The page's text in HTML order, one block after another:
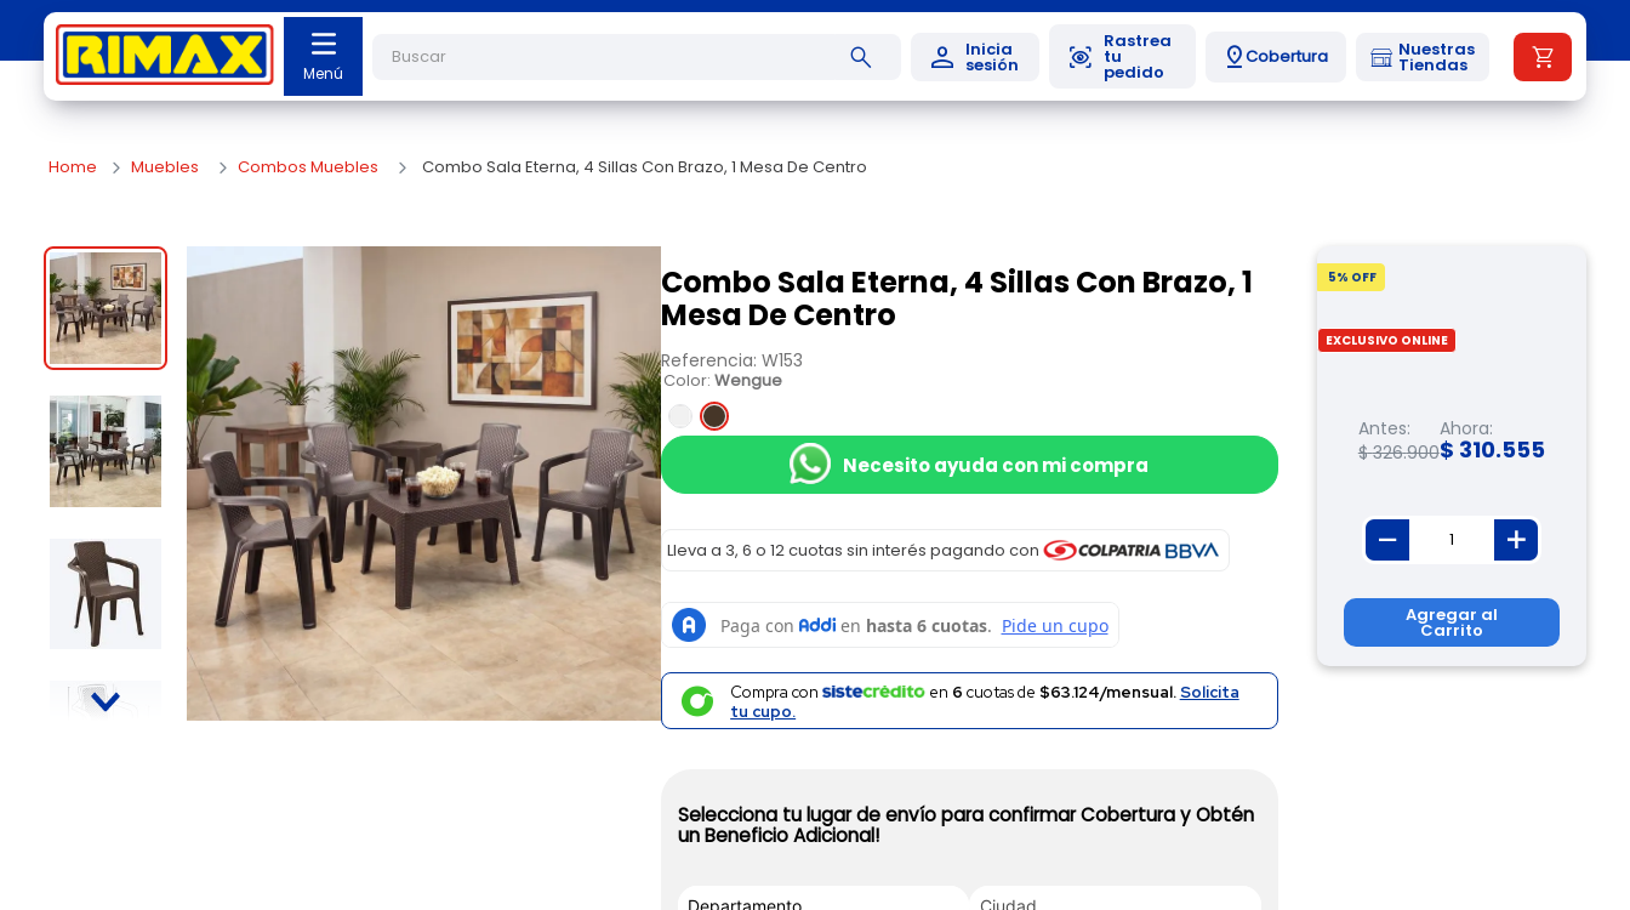
Cobertura Nuestras
Tiendas
Muebles Combos Muebles Combo Sala Eterna, 4 Sillas Con Brazo, 1 Mesa De Centro
Combo Sala Eterna, 4 Sillas Con Brazo, 1
Mesa De Centro
Referencia: W153
Color: Wengue
Necesito ayuda con mi compra
Lleva a 3, 6 o 12 cuotas sin interés pagando con
Compra con en 6 cuotas de $63.124/mensual.Solicita
tu cupo.
Selecciona tu lugar de envío para confirmar Cobertura y Obtén
un Beneficio Adicional!
5% OFF
EXCLUSIVO ONLINE
Antes:
$ 326.900
Ahora:
$ 310.555
Agregar al
Carrito